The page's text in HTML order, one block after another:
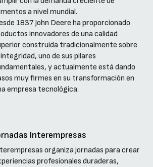
a nivel mundial.
1837 John Deere ha proporcionado
innovadores de una calidad
construida tradicionalmente sobre
uno de sus pilares
y actualmente está dando
muy firmes en su transformación en
empresa tecnológica.
Interempresas
organiza jornadas para crear
profesionales duraderas,